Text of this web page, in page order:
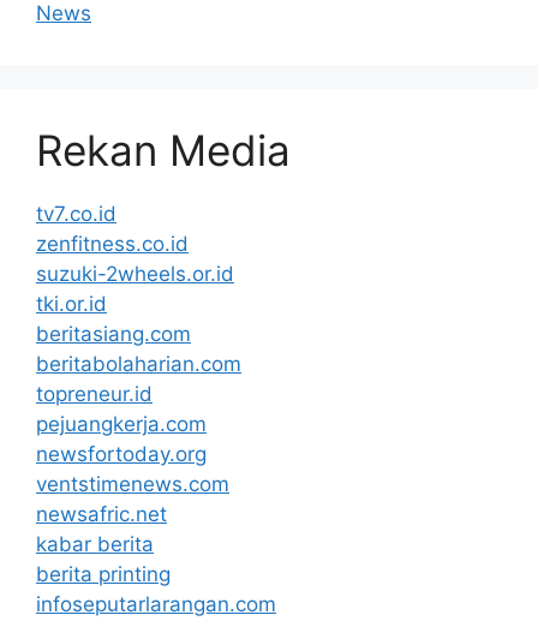
News
Rekan Media
tv7.co.id
zenfitness.co.id
suzuki-2wheels.or.id
tki.or.id
beritasiang.com
beritabolaharian.com
topreneur.id
pejuangkerja.com
newsfortoday.org
ventstimenews.com
newsafric.net
kabar berita
berita printing
infoseputarlarangan.com